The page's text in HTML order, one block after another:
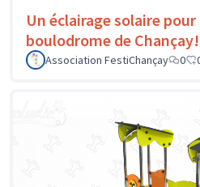
Un éclairage solaire pour
boulodrome de Chançay!
Association FestiChançay
0